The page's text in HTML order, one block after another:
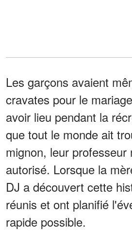
Les garçons avaient
cravates pour le
avoir lieu pendant la
que tout le monde ait
mignon, leur professeur
autorisé. Lorsque la
DJ a découvert cette
réunis et ont planifié
rapide possible.